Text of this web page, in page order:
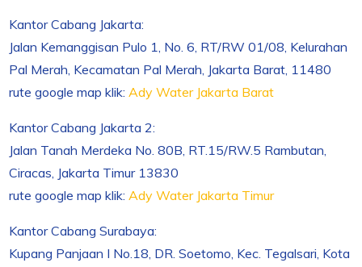
Kantor Cabang Jakarta:
Jalan Kemanggisan Pulo 1, No. 6, RT/RW 01/08, Kelurahan
Pal Merah, Kecamatan Pal Merah, Jakarta Barat, 11480
rute google map klik:Ady Water Jakarta Barat
Kantor Cabang Jakarta 2:
Jalan Tanah Merdeka No. 80B, RT.15/RW.5 Rambutan,
Ciracas, Jakarta Timur 13830
rute google map klik:Ady Water Jakarta Timur
Kantor Cabang Surabaya:
Kupang Panjaan I No.18, DR. Soetomo, Kec. Tegalsari, Kota